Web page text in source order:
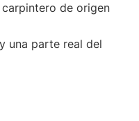
de origen
una parte real del